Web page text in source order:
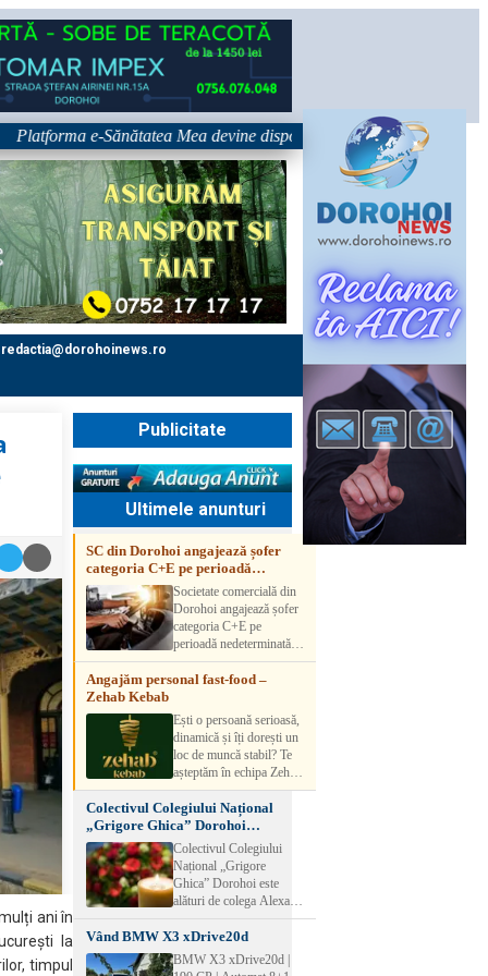
e-Sănătatea Mea devine disponibilă pe 1 septembrie: pacientul
redactia@dorohoinews.ro
ani în
la
timpul
Publicitate
Ultimele anunturi
SC din Dorohoi angajează șofer
categoria C+E pe perioadă
nedeterminatăSocietate comercială din
Dorohoi angajează șofer
categoria C+E pe
perioadă nedeterminată.
Candidatul trebuie să
aibă experiență și atestat
detalii, vă rog să sunați la
numărul de telefon.
Angajăm personal fast-food –
Zehab Kebab
Ești o persoană serioasă,
dinamică și îți dorești un
loc de muncă stabil? Te
așteptăm în echipa Zehab
Kebab! Posturi
disponibile: -
SHAORMAR AJUTOR
BUCATAR 2/posturi -
LUCRATOR
COMERCIAL
VANZATOR /2 posturi
muncă Program flexibil
Salariu motivant, în
funcție de experienț
Colectivul Colegiului Național
„Grigore Ghica” Dorohoi
transmite sincere condoleanțe
Colectivul Colegiului
Național „Grigore
Ghica” Dorohoi este
alături de colega Alexa
Lăcrămioara la trecerea în
neființă a soțului și
transmite sincere
condoleanțe familiei.
Vând BMW X3 xDrive20d
BMW X3 xDrive20d |